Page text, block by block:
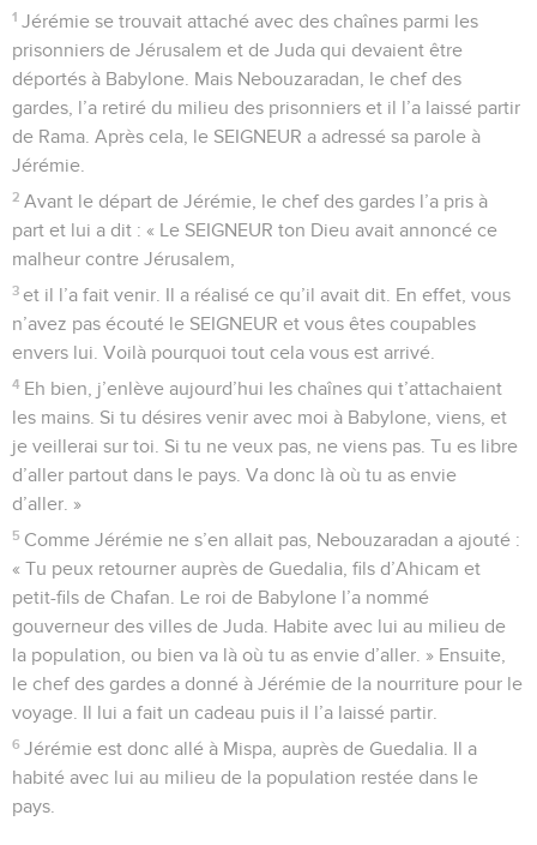
1 Jérémie se trouvait attaché avec des chaînes parmi les
prisonniers de Jérusalem et de Juda qui devaient être
déportés à Babylone. Mais Nebouzaradan, le chef des
gardes, l’a retiré du milieu des prisonniers et il l’a laissé partir
de Rama. Après cela, le SEIGNEUR a adressé sa parole à
Jérémie.
2 Avant le départ de Jérémie, le chef des gardes l’a pris à
part et lui a dit : « Le SEIGNEUR ton Dieu avait annoncé ce
malheur contre Jérusalem,
3 et il l’a fait venir. Il a réalisé ce qu’il avait dit. En effet, vous
n’avez pas écouté le SEIGNEUR et vous êtes coupables
envers lui. Voilà pourquoi tout cela vous est arrivé.
4 Eh bien, j’enlève aujourd’hui les chaînes qui t’attachaient
les mains. Si tu désires venir avec moi à Babylone, viens, et
je veillerai sur toi. Si tu ne veux pas, ne viens pas. Tu es libre
d’aller partout dans le pays. Va donc là où tu as envie
d’aller. »
5 Comme Jérémie ne s’en allait pas, Nebouzaradan a ajouté :
« Tu peux retourner auprès de Guedalia, fils d’Ahicam et
petit-fils de Chafan. Le roi de Babylone l’a nommé
gouverneur des villes de Juda. Habite avec lui au milieu de
la population, ou bien va là où tu as envie d’aller. » Ensuite,
le chef des gardes a donné à Jérémie de la nourriture pour le
voyage. Il lui a fait un cadeau puis il l’a laissé partir.
6 Jérémie est donc allé à Mispa, auprès de Guedalia. Il a
habité avec lui au milieu de la population restée dans le
pays.